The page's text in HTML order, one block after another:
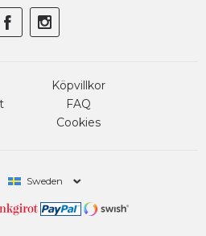
Köpvillkor
FAQ
Cookies
Sweden